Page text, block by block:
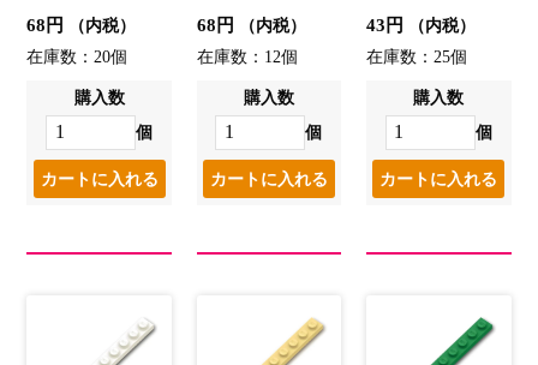
68円
（内税）
在庫数：20個
購入数
個
68円
（内税）
在庫数：12個
購入数
個
43円
（内税）
在庫数：25個
購入数
個